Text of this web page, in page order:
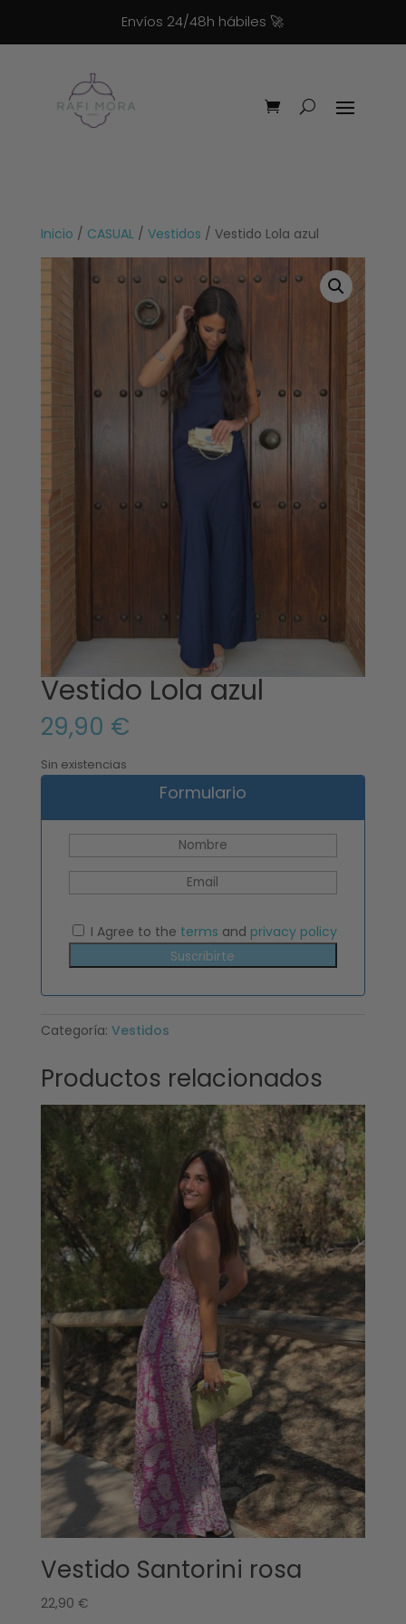
Envíos 24/48h hábiles 🚀
Inicio / CASUAL/ Vestidos / Vestido Lola azul
Vestido Lola azul
29,90 €
Sin existencias
Formulario
I Agree to the terms and privacy policy
Suscribirte
Categoría: Vestidos
Productos relacionados
Vestido Santorini rosa
22,90 €